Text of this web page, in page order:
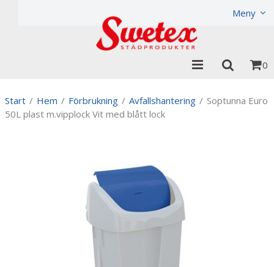
Meny
0
Start / Hem / Förbrukning / Avfallshantering / Soptunna Euro
50L plast m.vipplock Vit med blått lock